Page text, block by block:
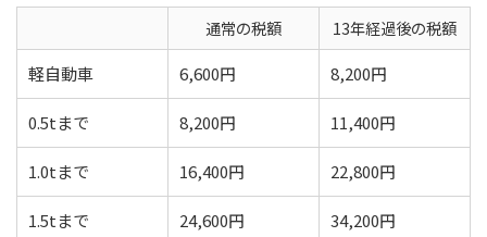
通常の税額
13年経過後の税額
軽自動車
6,600円 8,200円
0.5tまで 8,200円 11,400円
1.0tまで 16,400円 22,800円
1.5tまで 24,600円 34,200円